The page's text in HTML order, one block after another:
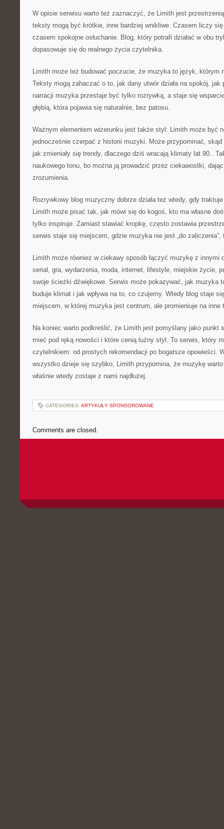
W opisie serwisu warto też zaznaczyć, że Limith jest
teksty mogą być krótkie, inne bardziej wnikliwe. Czasem liczy
czasem spokojne osłuchanie. Blog, który potrafi działać w obu
dopasowuje się do realnego życia czytelnika.
Limith może też budować poczucie, że muzyka to język, którym
Teksty mogą zahaczać o to, jak dany utwór działa na spokój, jak
narracji muzyka przestaje być tylko rozrywką, a staje się
głębią, która pojawia się naturalnie, bez patosu.
Ważnym elementem wizerunku jest także styl: Limith może być
jednocześnie czerpać z historii muzyki. Może przypominać, skąd
jak zmieniały się trendy, dlaczego dziś wracają klimaty lat 90..
naukowego tonu, bo można ją prowadzić przez ciekawostki,
zrozumienia.
Rozrywkowy blog muzyczny dobrze działa też wtedy, gdy
Limith może pisać tak, jak mówi się do kogoś, kto ma własne
tylko inspiruje. Zamiast stawiać kropkę, często zostawia
serwis staje się miejscem, gdzie muzyka nie jest „do
Limith może również w ciekawy sposób łączyć muzykę z innymi
serial, gra, wydarzenia, moda, internet, lifestyle, miejskie życie,
swoje ścieżki dźwiękowe. Serwis może pokazywać, jak muzyka
buduje klimat i jak wpływa na to, co czujemy. Wtedy blog staje
miejscem, w której muzyka jest centrum, ale promieniuje na inne
Na koniec warto podkreślić, że Limith jest pomyślany jako punkt
mieć pod ręką nowości i które cenią luźny styl. To serwis, który
czytelnikiem: od prostych rekomendacji po bogatsze opowieści.
wszystko dzieje się szybko, Limith przypomina, że muzykę
właśnie wtedy zostaje z nami najdłużej.
CATEGORIES: ARTYKUŁY SPONSOROWANE
Comments are closed.